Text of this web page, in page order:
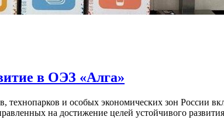
в ОЭЗ «Алга»
технопарков и особых экономических зон России
на достижение целей устойчивого